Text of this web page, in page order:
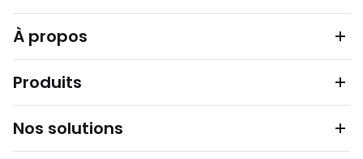
À propos
Produits
Nos solutions